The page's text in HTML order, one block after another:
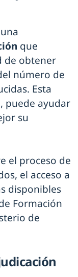
que
de obtener
número de
Esta
puede ayudar
su
el proceso de
el acceso a
disponibles
Formación
de